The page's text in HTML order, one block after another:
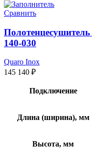
Сравнить
140-030
Quaro Inox
145 140 ₽
Подключение
Длина (ширина), мм
Высота, мм